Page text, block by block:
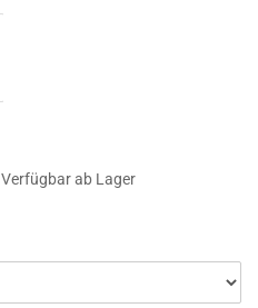
Verfügbar ab Lager